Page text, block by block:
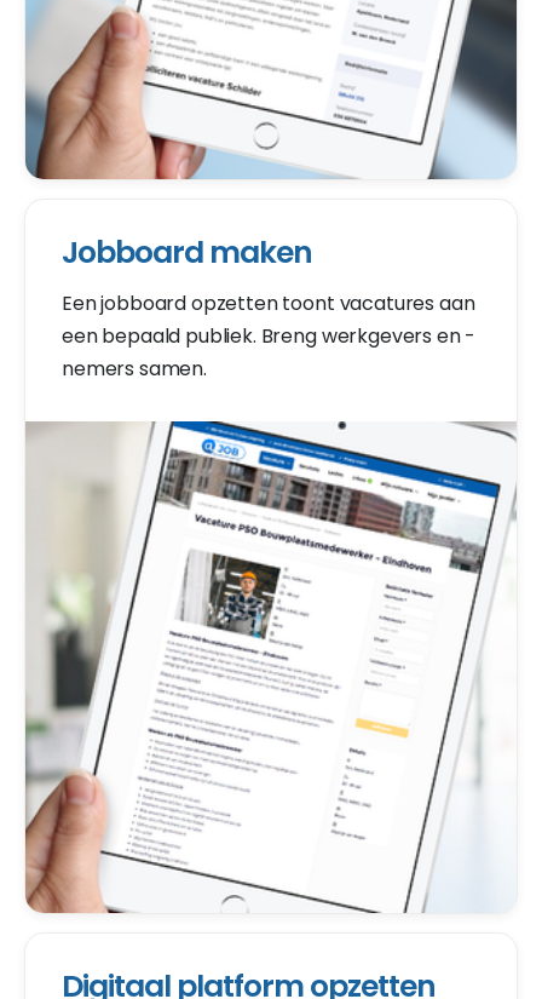
Jobboard maken
Een jobboard opzetten toont vacatures aan
een bepaald publiek. Breng werkgevers en -
nemers samen.
Digitaal platform opzetten